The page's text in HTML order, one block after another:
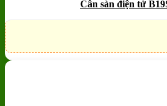
Cân sàn điện tử